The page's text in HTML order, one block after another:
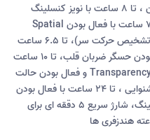
لیتیوم یون ، تا ۸ ساعت با نویز کنسلینگ
فعال (۷.۵ ساعت با فعال بودن Spatial
Audio و تشخیص حرکت سر)، تا ۶.۵ ساعت
با روشن بودن حسگر ضربان قلب، تا ۱۰ ساعت
در حالت Transparency و فعال بودن حالت
کمک به شنوایی ، تا ۲۴ ساعت با فعال بودن
نویز کنسلینگ، شارژ سریع ۵ دققه ای برای